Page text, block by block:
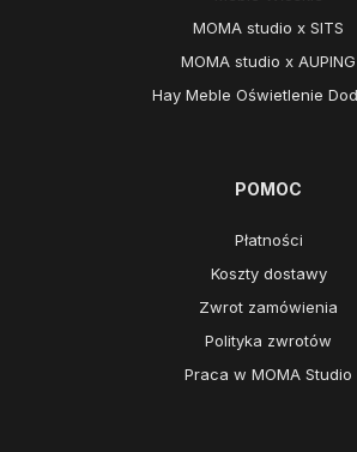
MOMA studio x SITS
MOMA studio x AUPING
Hay Meble Oświetlenie
POMOC
Płatności
Koszty dostawy
Zwrot zamówienia
Polityka zwrotów
Praca w MOMA Studio